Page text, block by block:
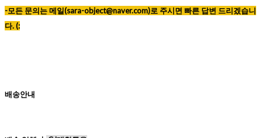
-모든 문의는 메일(sara-object@naver.com)로 주시면 빠른 답변 드리겠습니
다. (:
배송안내